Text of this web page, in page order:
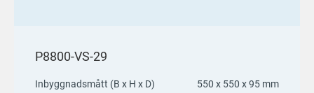
P8800-VS-29
Inbyggnadsmått (B x H x D)
550 x 550 x 95 mm